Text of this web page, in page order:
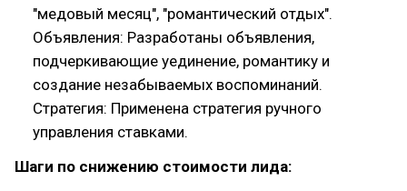
"медовый месяц", "романтический отдых".
Объявления: Разработаны объявления,
подчеркивающие уединение, романтику и
создание незабываемых воспоминаний.
Стратегия: Применена стратегия ручного
управления ставками.
Шаги по снижению стоимости лида: